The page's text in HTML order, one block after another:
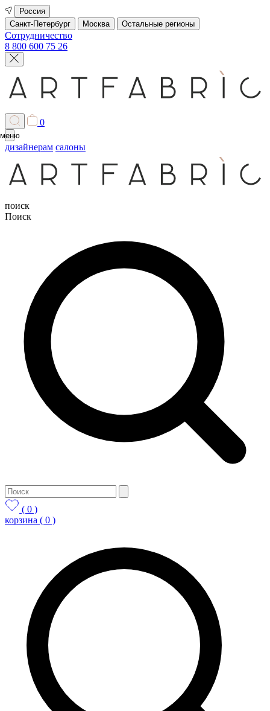
Россия
Санкт-Петербург
Москва Остальные регионы
Сотрудничество
8 800 600 75 26
0
меню
дизайнерам салоны
поиск
Поиск
( 0 )
корзина ( 0 )